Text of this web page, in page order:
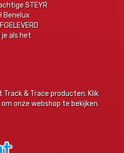
STEYR
Benelux
je als het
Track & Trace producten. Klik
onze webshop te bekijken.